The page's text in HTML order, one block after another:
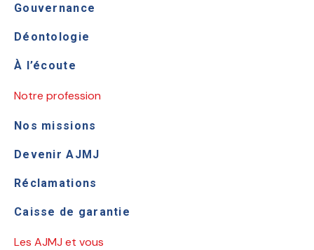
Gouvernance
Déontologie
À l’écoute
Notre profession
Nos missions
Devenir AJMJ
Réclamations
Caisse de garantie
Les AJMJ et vous